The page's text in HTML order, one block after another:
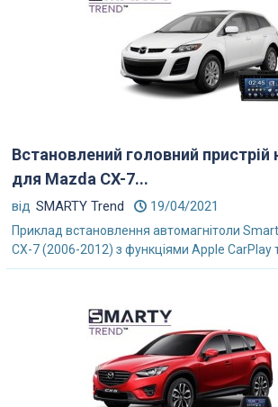
Встановлений головний пристрій
для Mazda CX-7...
від SMARTY Trend 19/04/2021
Приклад встановлення автомагнітоли
CX-7 (2006-2012) з функціями Apple CarPlay